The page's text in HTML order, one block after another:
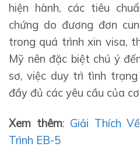
hiện hành, các tiêu
chứng do đương đơn
trong quá trình xin visa,
Mỹ nên đặc biệt chú ý
sơ, việc duy trì tình
đầy đủ các yêu cầu của
Xem thêm: Giải Thích
Trình EB-5